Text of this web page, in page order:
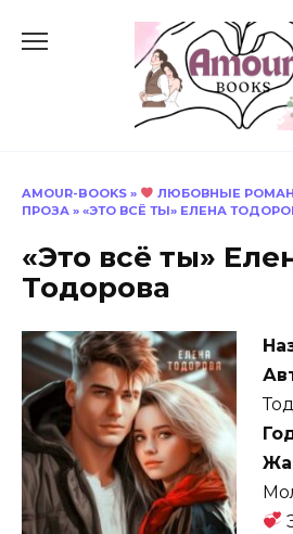
AMOUR-BOOKS » ЛЮБОВНЫЕ
ПРОЗА » «ЭТО ВСЁ ТЫ» ЕЛЕНА
«Это всё ты»
Тодорова